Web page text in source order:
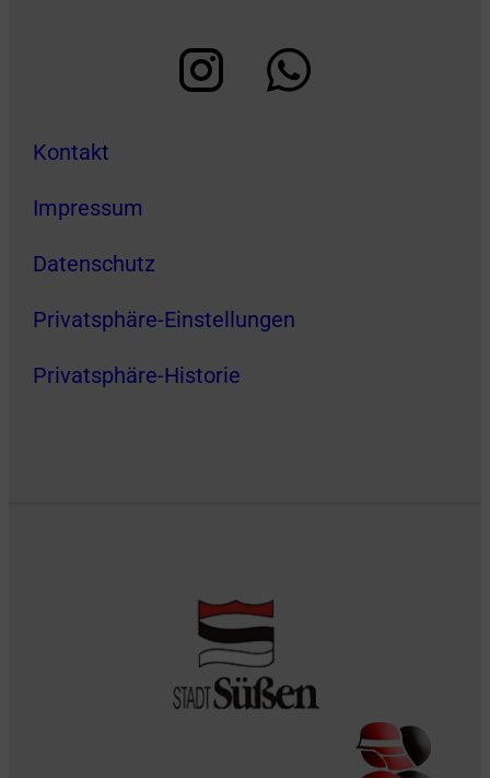
Kontakt
Impressum
Datenschutz
Privatsphäre-Einstellungen
Privatsphäre-Historie